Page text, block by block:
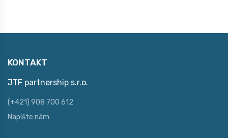
KONTAKT
JTF partnership s.r.o.
(+421) 908 700 612
Napíšte nám